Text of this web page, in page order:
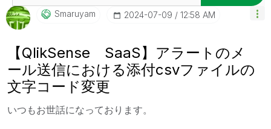
Smaruyam ‎2024-07-09 12:58 AM
【QlikSense SaaS】アラートのメ
ール送信における添付csvファイルの
文字コード変更
いつもお世話になっております。